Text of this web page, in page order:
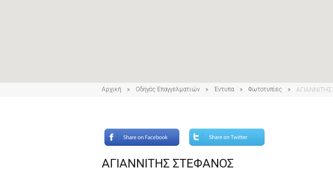
Αρχική Οδηγός Επαγγελματιών Έντυπα Φωτοτυπίες
ΑΓΙΑΝΝΙΤΗΣ ΣΤΕΦΑΝΟΣ